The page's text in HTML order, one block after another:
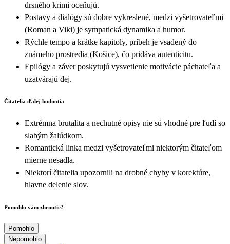
drsného krimi oceňujú.
Postavy a dialógy sú dobre vykreslené, medzi vyšetrovateľmi
(Roman a Viki) je sympatická dynamika a humor.
Rýchle tempo a krátke kapitoly, príbeh je vsadený do
známeho prostredia (Košice), čo pridáva autenticitu.
Epilógy a záver poskytujú vysvetlenie motivácie páchateľa a
uzatvárajú dej.
Čitatelia ďalej hodnotia
Extrémna brutalita a nechutné opisy nie sú vhodné pre ľudí so
slabým žalúdkom.
Romantická linka medzi vyšetrovateľmi niektorým čitateľom
mierne nesadla.
Niektorí čitatelia upozornili na drobné chyby v korektúre,
hlavne delenie slov.
Pomohlo vám zhrnutie?
Pomohlo
Nepomohlo